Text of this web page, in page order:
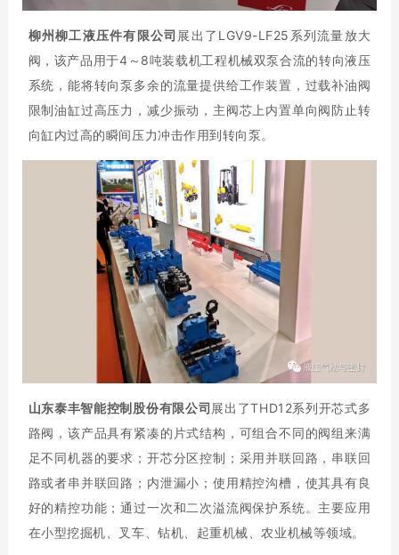
柳州柳工液压件有限公司 展出了LGV9-LF25系列流量放大
阀，该产品用于4～8吨装载机工程机械双泵合流的转向液压
系统，能将转向泵多余的流量提供给工作装置，过载补油阀
限制油缸过高压力，减少振动，主阀芯上内置单向阀防止转
向缸内过高的瞬间压力冲击作用到转向泵。
山东泰丰智能控制股份有限公司 展出了THD12系列开芯式多
路阀，该产品具有紧凑的片式结构，可组合不同的阀组来满
足不同机器的要求；开芯分区控制；采用并联回路，串联回
路或者串并联回路；内泄漏小；使用精控沟槽，使其具有良
好的精控功能；通过一次和二次溢流阀保护系统。主要应用
在小型挖掘机、叉车、钻机、起重机械、农业机械等领域。